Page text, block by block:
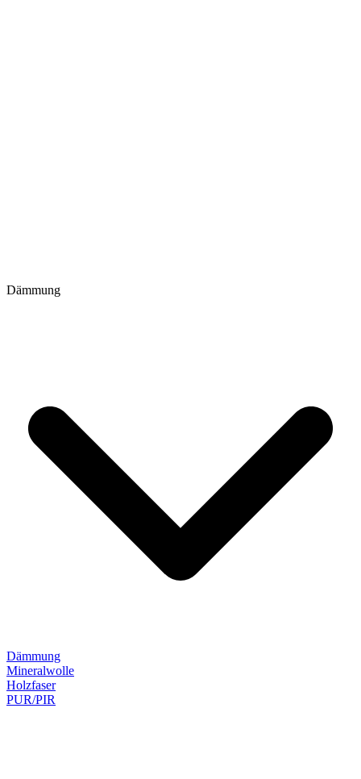
Dämmung
Dämmung
Mineralwolle
Holzfaser
PUR/PIR